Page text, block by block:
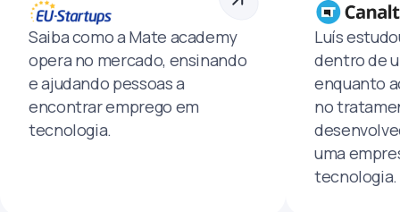
Saiba como a Mate academy
opera no mercado, ensinando
e ajudando pessoas a
encontrar emprego em
tecnologia.
Luís
dentro de
enquanto
no
uma
tecnologia.